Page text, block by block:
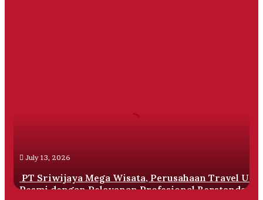
dengan
Pelayanan
Profesional
July 13, 2026
PT Sriwijaya Mega Wisata, Perusahaan Travel
Resmi dengan Pelayanan Profesional Berstandar